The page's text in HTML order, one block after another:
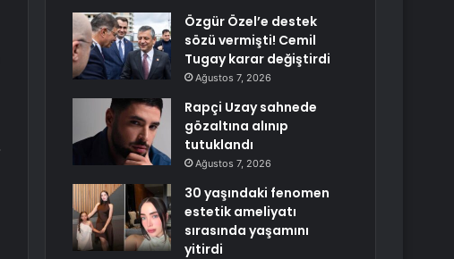
Özgür Özel’e destek
sözü vermişti! Cemil
Tugay karar değiştirdi
Ağustos 7, 2026
Rapçi Uzay sahnede
gözaltına alınıp
tutuklandı
Ağustos 7, 2026
30 yaşındaki fenomen
estetik ameliyatı
sırasında yaşamını
yitirdi